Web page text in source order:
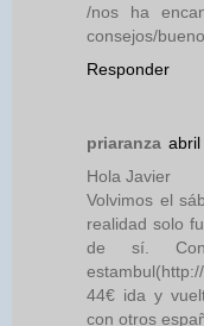
/nos ha
consejos/
Responder
priaranza abril
Hola Javier
Volvimos el
realidad solo
de sí.
44€ ida y
con otros